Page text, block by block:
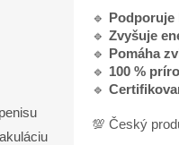
🔹
Podporuje
🔹 Zvyšuje
🔹
Pomáha
🔹 100 %
🔹
💯 Český